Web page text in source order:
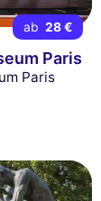
ab 28 €
Paris
Paris